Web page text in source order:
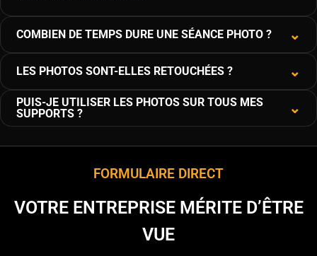
COMBIEN DE TEMPS DURE UNE SÉANCE PHOTO ? ⌄
prestation est préparée sur mesure en fonction
de vos besoins, qu'il s'agisse d'un événement,
d'un reportage d'entreprise, d'un shooting
immobilier ou d'une séance photo pour un
particulier. Notre priorité est de prendre le
hauteur de vos attentes.
LES PHOTOS SONT-ELLES RETOUCHÉES ? ⌄
Oui. Toutes les images livrées font l'objet d'une
sélection et d'une retouche professionnelle afin
de garantir un rendu homogène et de qualité.
PUIS-JE UTILISER LES PHOTOS SUR TOUS MES
SUPPORTS ?
⌄
formats adaptés au web et à l'impression, afin
que vous puissiez les utiliser sur votre site
catalogues et vos campagnes de communication
FORMULAIRE DIRECT
VOTRE ENTREPRISE MÉRITE D’ÊTRE
VUE